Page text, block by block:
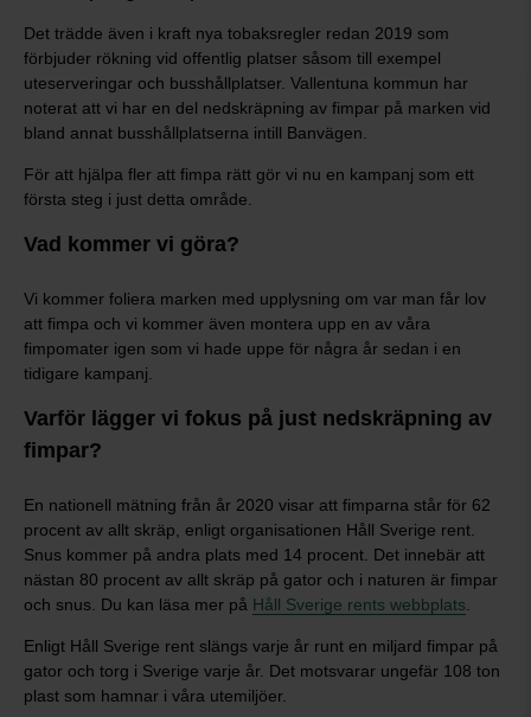
Det trädde även i kraft nya tobaksregler redan 2019 som
förbjuder rökning vid offentlig platser såsom till exempel
uteserveringar och busshållplatser. Vallentuna kommun har
noterat att vi har en del nedskräpning av fimpar på marken vid
bland annat busshållplatserna intill Banvägen.
För att hjälpa fler att fimpa rätt gör vi nu en kampanj som ett
första steg i just detta område.
Vad kommer vi göra?
Vi kommer foliera marken med upplysning om var man får lov
att fimpa och vi kommer även montera upp en av våra
fimpomater igen som vi hade uppe för några år sedan i en
tidigare kampanj.
Varför lägger vi fokus på just nedskräpning av
fimpar?
En nationell mätning från år 2020 visar att fimparna står för 62
procent av allt skräp, enligt organisationen Håll Sverige rent.
Snus kommer på andra plats med 14 procent. Det innebär att
nästan 80 procent av allt skräp på gator och i naturen är fimpar
och snus. Du kan läsa mer på Håll Sverige rents webbplats
Enligt Håll Sverige rent slängs varje år runt en miljard fimpar på
gator och torg i Sverige varje år. Det motsvarar ungefär 108 ton
plast som hamnar i våra utemiljöer.